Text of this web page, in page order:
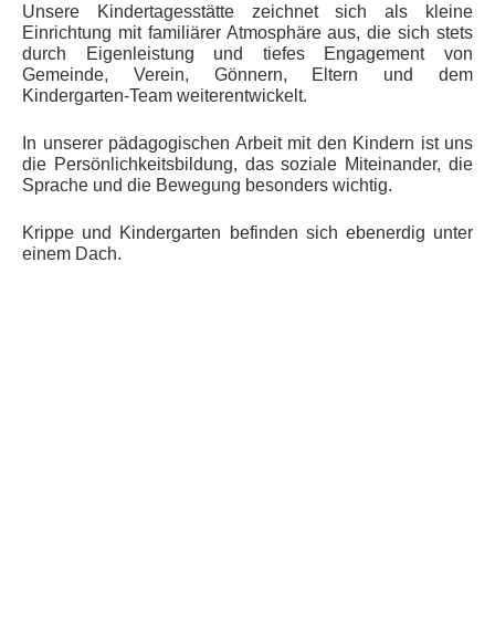
Unsere Kindertagesstätte zeichnet sich als kleine
Einrichtung mit familiärer Atmosphäre aus, die sich stets
durch Eigenleistung und tiefes Engagement von
Gemeinde, Verein, Gönnern, Eltern und dem
Kindergarten-Team weiterentwickelt.
In unserer pädagogischen Arbeit mit den Kindern ist uns
die Persönlichkeitsbildung, das soziale Miteinander, die
Sprache und die Bewegung besonders wichtig.
Krippe und Kindergarten befinden sich ebenerdig unter
einem Dach.